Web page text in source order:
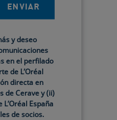
ENVIAR
y deseo
en el perfilado
de L’Oréal
directa en
de Cerave y (ii)
España
de socios.